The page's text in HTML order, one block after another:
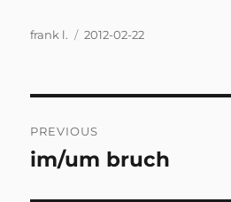
Author
frank l.
Posted
2012-02-22
navigation
PREVIOUS
Previous
im/um bruch